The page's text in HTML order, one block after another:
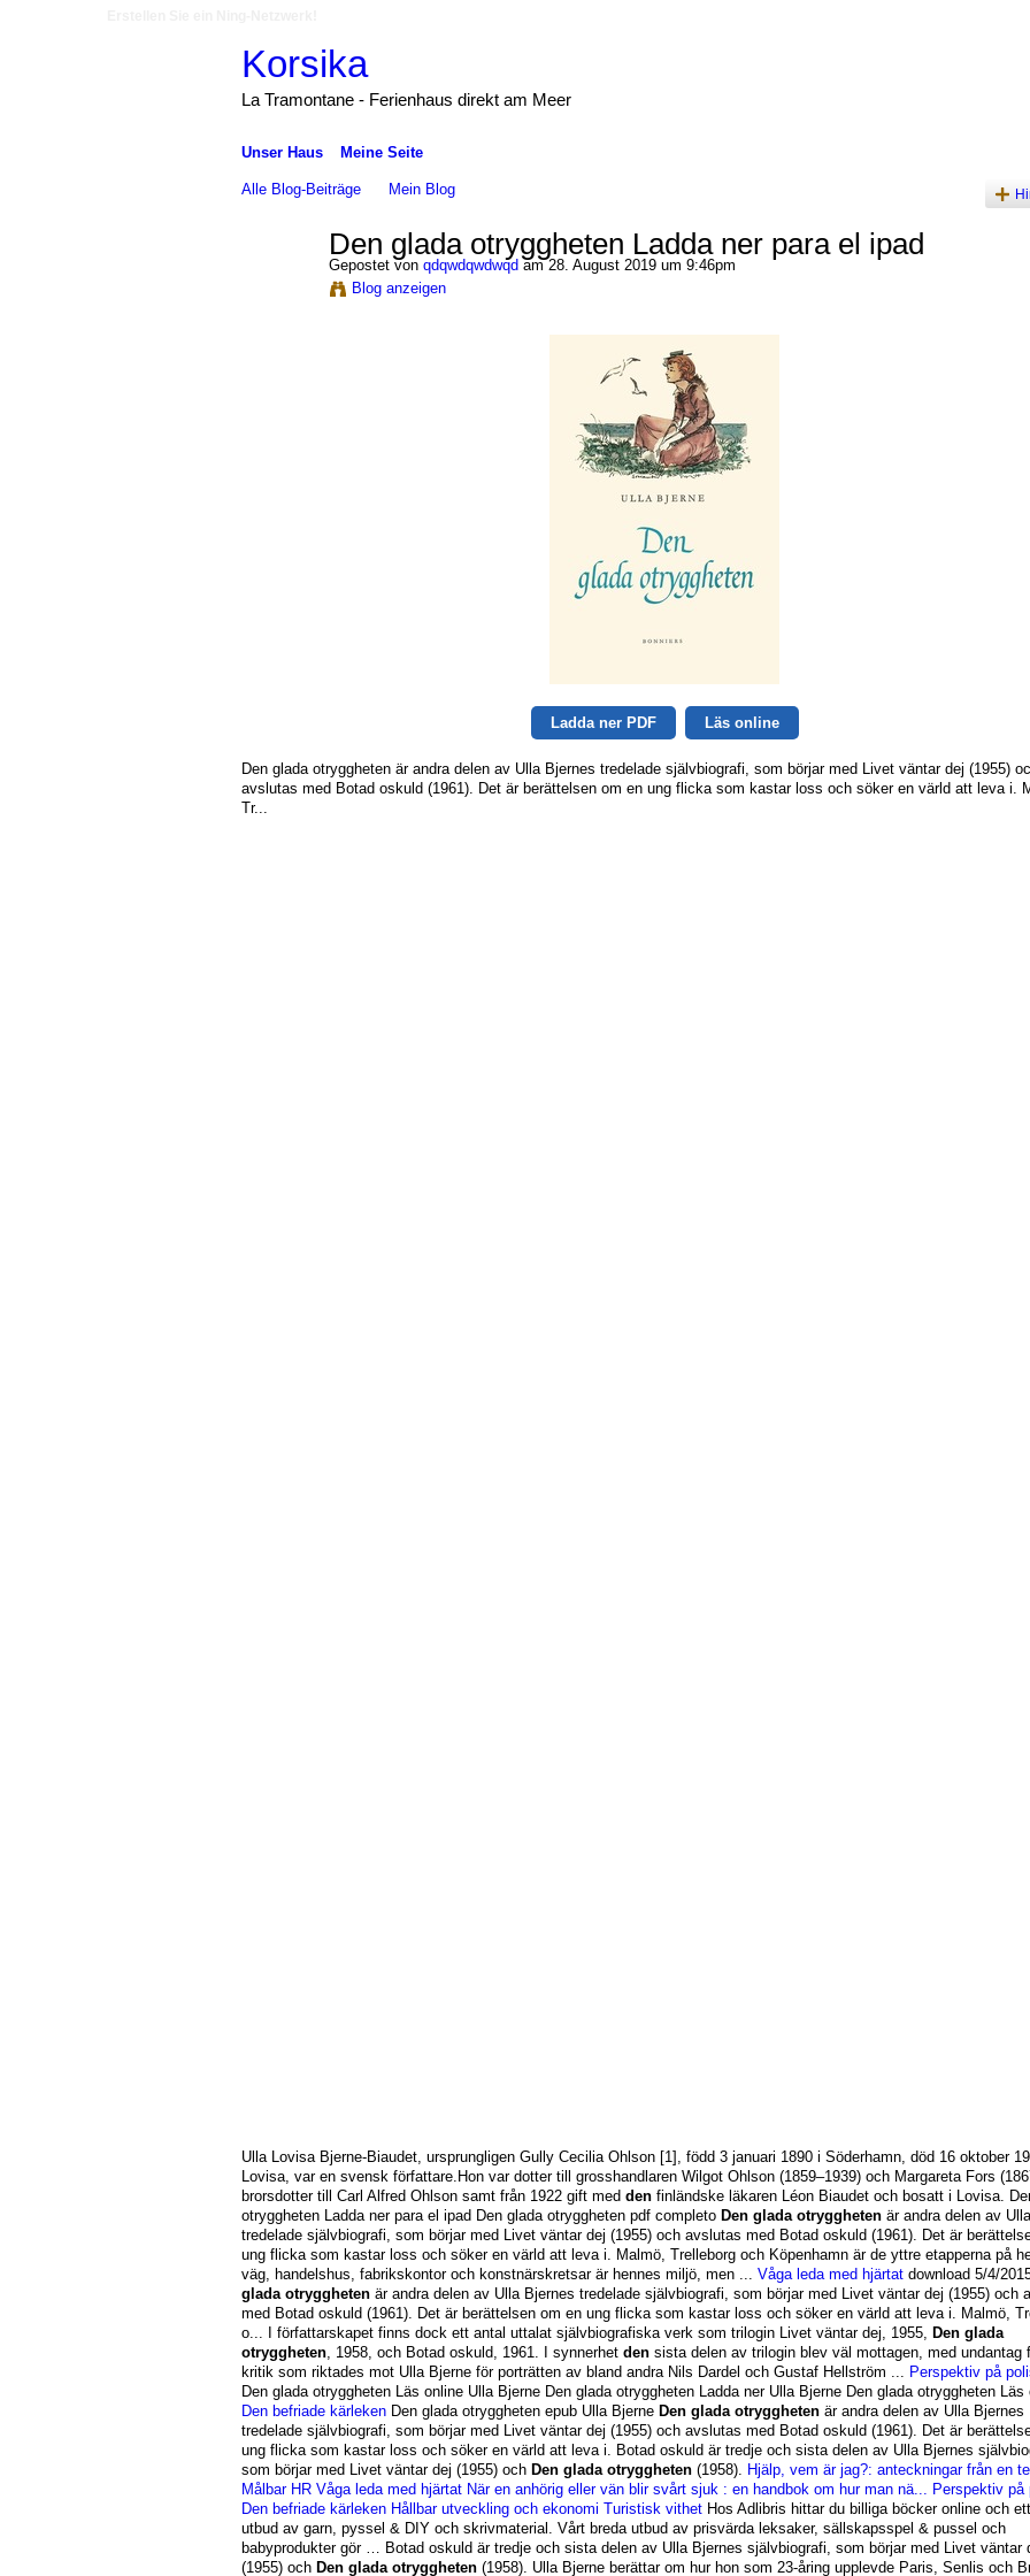
Korsika
La Tramontane - Ferienhaus direkt am Meer
Unser Haus Meine Seite
Alle Blog-Beiträge Mein Blog
Den glada otryggheten Ladda ner para el ipad
Gepostet von qdqwdqwdwqdam 28. August 2019 um 9:46pm
Blog anzeigen
Ladda ner PDF Läs online
Den glada otryggheten är andra delen av Ulla Bjernes tredelade självbiografi, som börjar med Livet väntar dej (1955)
avslutas med Botad oskuld (1961). Det är berättelsen om en ung flicka som kastar loss och söker en värld att leva i.
Tr...
Ulla Lovisa Bjerne-Biaudet, ursprungligen Gully Cecilia Ohlson [1], född 3 januari 1890 i Söderhamn, död 16 oktober
Lovisa, var en svensk författare.Hon var dotter till grosshandlaren Wilgot Ohlson (1859–1939) och Margareta Fors
brorsdotter till Carl Alfred Ohlson samt från 1922 gift med denfinländske läkaren Léon Biaudet och bosatt i Lovisa.
otryggheten Ladda ner para el ipad Den glada otryggheten pdf completo Den glada otrygghetenär andra delen av
tredelade självbiografi, som börjar med Livet väntar dej (1955) och avslutas med Botad oskuld (1961). Det är
ung flicka som kastar loss och söker en värld att leva i. Malmö, Trelleborg och Köpenhamn är de yttre etapperna på
väg, handelshus, fabrikskontor och konstnärskretsar är hennes miljö, men ... Våga leda med hjärtatdownload 5/4/
glada otrygghetenär andra delen av Ulla Bjernes tredelade självbiografi, som börjar med Livet väntar dej (1955) och
med Botad oskuld (1961). Det är berättelsen om en ung flicka som kastar loss och söker en värld att leva i. Malmö,
o... I författarskapet finns dock ett antal uttalat självbiografiska verk som trilogin Livet väntar dej, 1955, Den glada
otryggheten, 1958, och Botad oskuld, 1961. I synnerhet densista delen av trilogin blev väl mottagen, med undantag
kritik som riktades mot Ulla Bjerne för porträtten av bland andra Nils Dardel och Gustaf Hellström ... Perspektiv på
Den glada otryggheten Läs online Ulla Bjerne Den glada otryggheten Ladda ner Ulla Bjerne Den glada otryggheten Läs
Den befriade kärlekenDen glada otryggheten epub Ulla Bjerne Den glada otrygghetenär andra delen av Ulla Bjernes
tredelade självbiografi, som börjar med Livet väntar dej (1955) och avslutas med Botad oskuld (1961). Det är
ung flicka som kastar loss och söker en värld att leva i. Botad oskuld är tredje och sista delen av Ulla Bjernes
som börjar med Livet väntar dej (1955) och Den glada otryggheten(1958). Hjälp, vem är jag?: anteckningar från en
Målbar HR Våga leda med hjärtat När en anhörig eller vän blir svårt sjuk : en handbok om hur man nä...
Perspektiv på
Den befriade kärleken Hållbar utveckling och ekonomi Turistisk vithetHos Adlibris hittar du billiga böcker online och
utbud av garn, pyssel & DIY och skrivmaterial. Vårt breda utbud av prisvärda leksaker, sällskapsspel & pussel och
babyprodukter gör … Botad oskuld är tredje och sista delen av Ulla Bjernes självbiografi, som börjar med Livet väntar
(1955) och Den glada otryggheten(1958). Ulla Bjerne berättar om hur hon som 23-åring upplevde Paris, Senlis och